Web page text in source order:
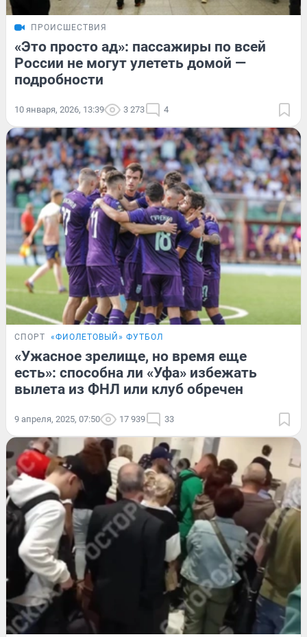
ПРОИСШЕСТВИЯ
«Это просто ад»: пассажиры по всей
России не могут улететь домой —
подробности
10 января, 2026, 13:39 3 273 4
СПОРТ «ФИОЛЕТОВЫЙ» ФУТБОЛ
«Ужасное зрелище, но время еще
есть»: способна ли «Уфа» избежать
вылета из ФНЛ или клуб обречен
9 апреля, 2025, 07:50 17 939 33